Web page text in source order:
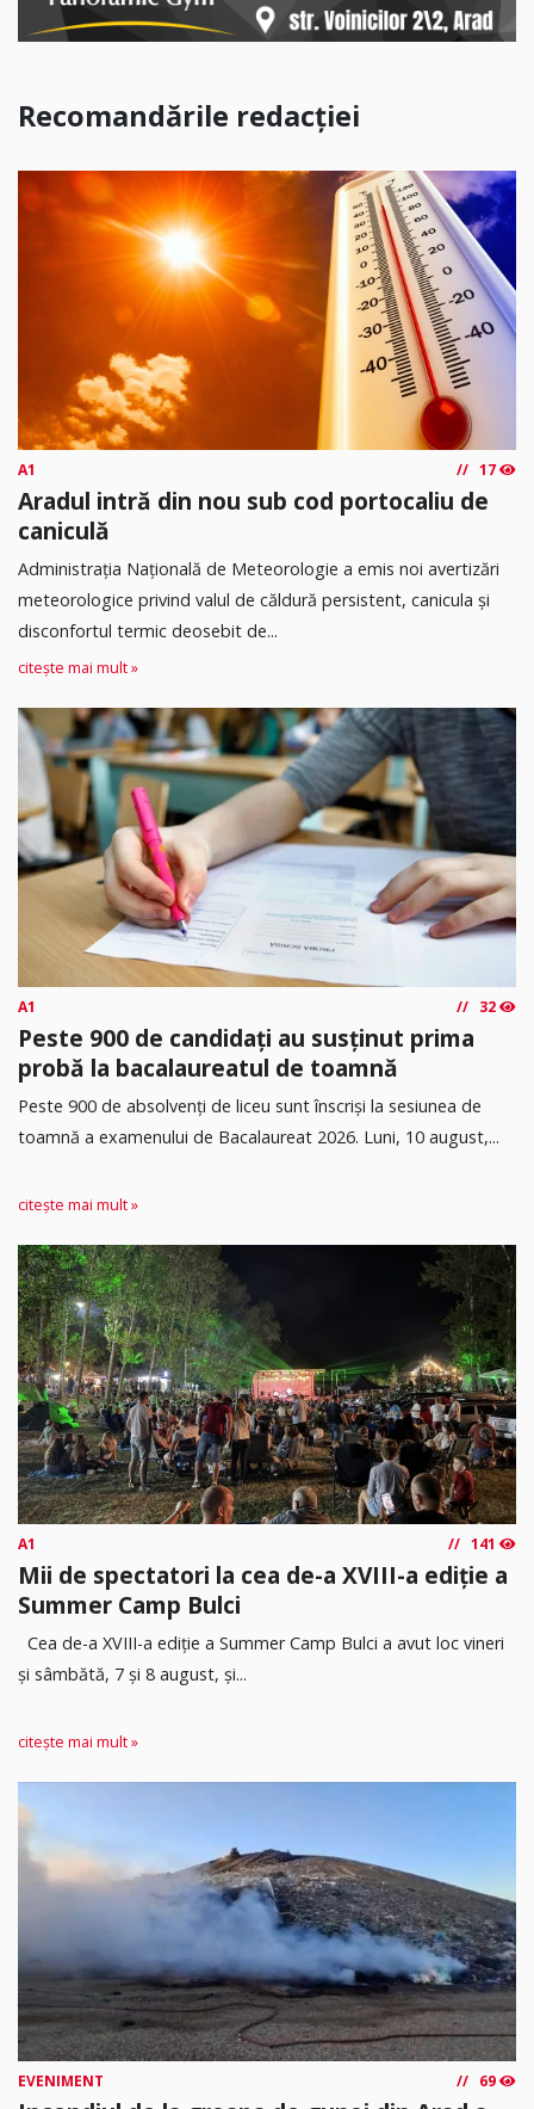
Recomandările redacției
A1 17
Aradul intră din nou sub cod portocaliu de
caniculă
Administrația Națională de Meteorologie a emis noi avertizări
meteorologice privind valul de căldură persistent, canicula și
disconfortul termic deosebit de...
citește mai mult »
A1 32
Peste 900 de candidați au susținut prima
probă la bacalaureatul de toamnă
Peste 900 de absolvenți de liceu sunt înscriși la sesiunea de
toamnă a examenului de Bacalaureat 2026. Luni, 10 august,...
citește mai mult »
A1 141
Mii de spectatori la cea de-a XVIII-a ediție a
Summer Camp Bulci
Cea de-a XVIII-a ediție a Summer Camp Bulci a avut loc vineri
și sâmbătă, 7 și 8 august, și...
citește mai mult »
EVENIMENT 69